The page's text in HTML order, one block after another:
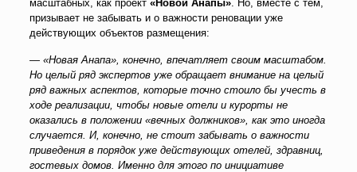
масштабных, как проект «Новой Анапы». Но, вместе с тем,
призывает не забывать и о важности реновации уже
действующих объектов размещения:
— «Новая Анапа», конечно, впечатляет своим масштабом.
Но целый ряд экспертов уже обращает внимание на целый
ряд важных аспектов, которые точно стоило бы учесть в
ходе реализации, чтобы новые отели и курорты не
оказались в положении «вечных должников», как это иногда
случается. И, конечно, не стоит забывать о важности
приведения в порядок уже действующих отелей, здравниц,
гостевых домов. Именно для этого по инициативе